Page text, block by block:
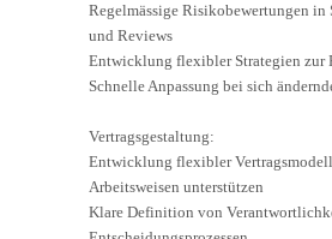
Regelmässige Risikobewertungen in
und Reviews
Entwicklung flexibler Strategien zur
Schnelle Anpassung bei sich
Vertragsgestaltung:
Entwicklung flexibler
Arbeitsweisen unterstützen
Klare Definition von